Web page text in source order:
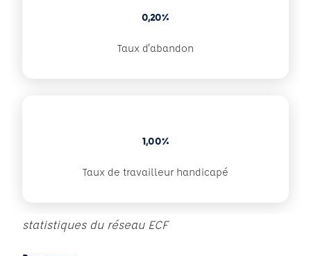
0,20%
Taux d'abandon
1,00%
Taux de travailleur handicapé
statistiques du réseau ECF